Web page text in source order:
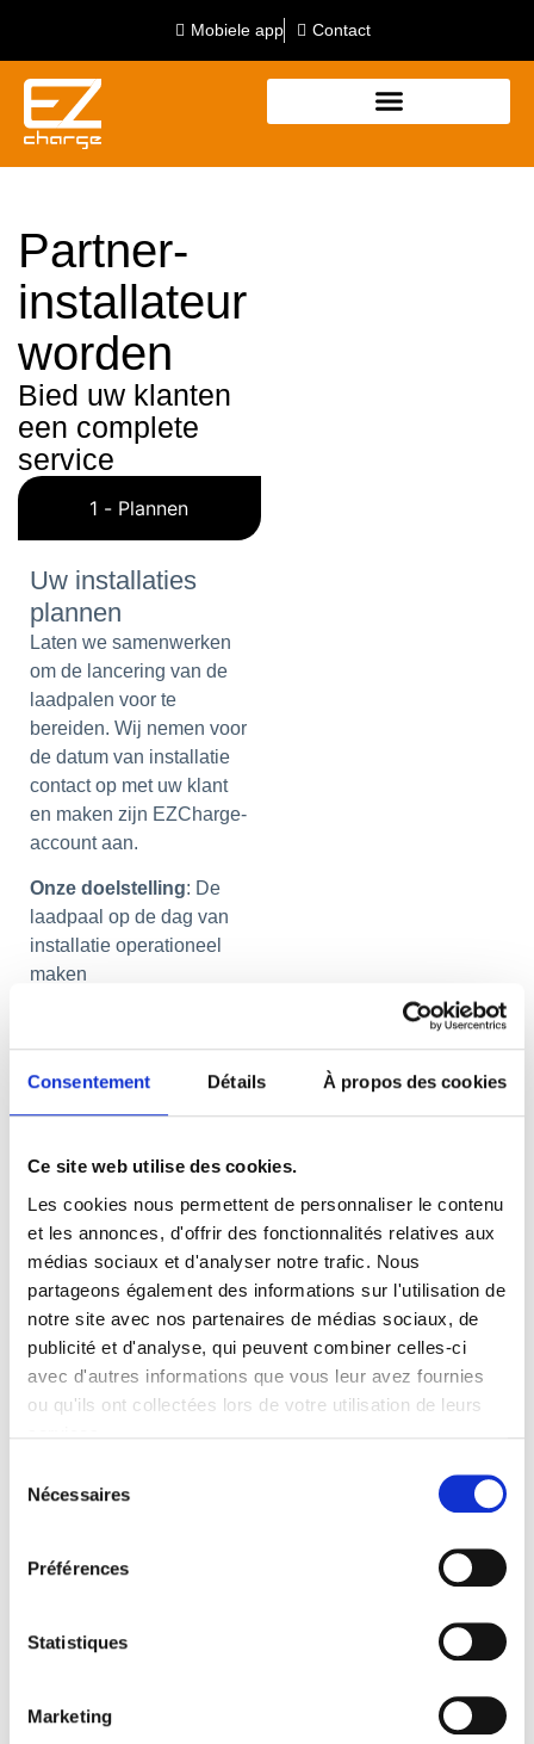
Consentement Détails À propos des cookies
Ce site web utilise des cookies.
Les cookies nous permettent de personnaliser le contenu
et les annonces, d'offrir des fonctionnalités relatives aux
médias sociaux et d'analyser notre trafic. Nous
partageons également des informations sur l'utilisation de
notre site avec nos partenaires de médias sociaux, de
publicité et d'analyse, qui peuvent combiner celles-ci
avec d'autres informations que vous leur avez fournies
ou qu'ils ont collectées lors de votre utilisation de leurs
Nécessaires
Préférences
Statistiques
Marketing
Mobiele app Contact
Partner-
installateur
worden
Bied uw klanten
een complete
service
1 - Plannen
2 - Beheren
Opleidingssessies
Uw installaties
plannen
Laten we samenwerken
om de lancering van de
laadpalen voor te
bereiden. Wij nemen voor
de datum van installatie
contact op met uw klant
en maken zijn EZCharge-
account aan.
Onze doelstelling: De
laadpaal op de dag van
installatie operationeel
maken
ene bedrijf van het
andere onderscheidt. Wij
doen er alles aan om dit
NEEM
CONTACT MET
ONS OP
(niet-limitatieve lijst)